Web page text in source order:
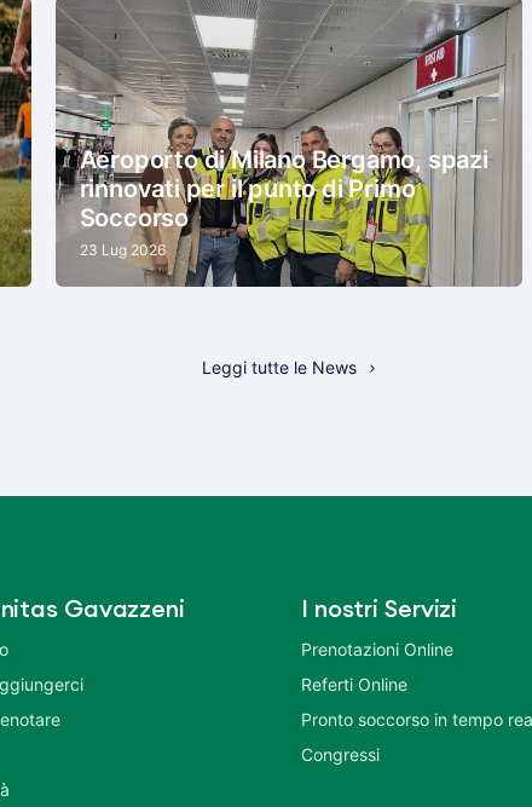
Aeroporto di Milano Bergamo, spazi
rinnovati per il punto di Primo
Soccorso
23 Lug 2026
Leggi tutte le News
Gavazzeni I nostri Servizi
Prenotazioni Online
Referti Online
Pronto soccorso in tempo
Congressi